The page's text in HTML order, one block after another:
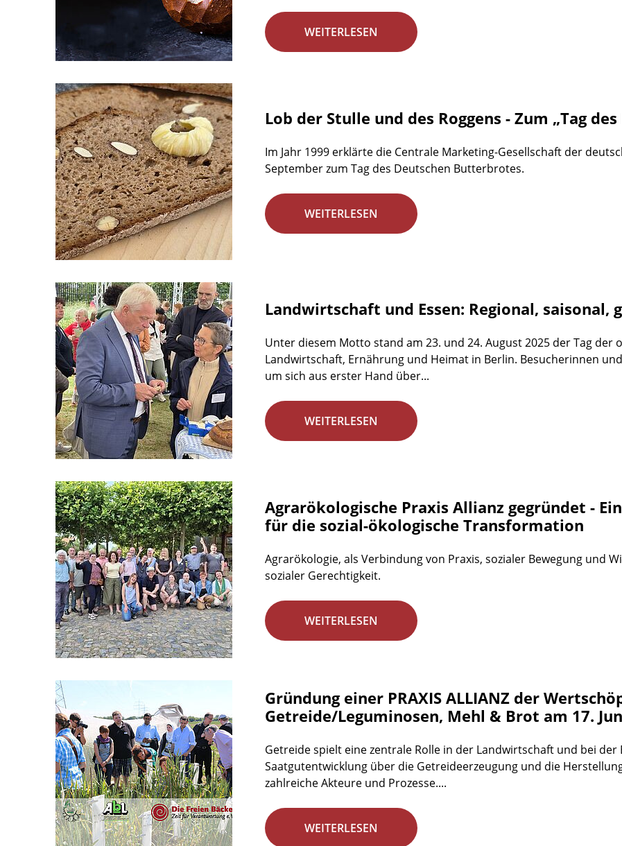
WEITERLESEN
Lob der Stulle und des Roggens - Zum „Tag
Im Jahr 1999 erklärte die Centrale Marketing-Gesellschaft der
September zum Tag des Deutschen Butterbrotes.
WEITERLESEN
Landwirtschaft und Essen: Regional, saisonal,
Unter diesem Motto stand am 23. und 24. August 2025 der Tag
Landwirtschaft, Ernährung und Heimat in Berlin. Besucherinnen
um sich aus erster Hand über...
WEITERLESEN
Agrarökologische Praxis Allianz gegründet -
für die sozial-ökologische Transformation
Agrarökologie, als Verbindung von Praxis, sozialer Bewegung und
sozialer Gerechtigkeit.
WEITERLESEN
Gründung einer PRAXIS ALLIANZ der
Getreide/Leguminosen, Mehl & Brot am 17.
Getreide spielt eine zentrale Rolle in der Landwirtschaft und bei
Saatgutentwicklung über die Getreideerzeugung und die
zahlreiche Akteure und Prozesse....
WEITERLESEN